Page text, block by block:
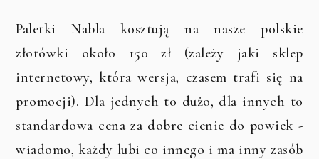
Paletki Nabla kosztują na nasze polskie
złotówki około 150 zł (zależy jaki sklep
internetowy, która wersja, czasem trafi się na
promocji). Dla jednych to dużo, dla innych to
standardowa cena za dobre cienie do powiek -
wiadomo, każdy lubi co innego i ma inny zasób